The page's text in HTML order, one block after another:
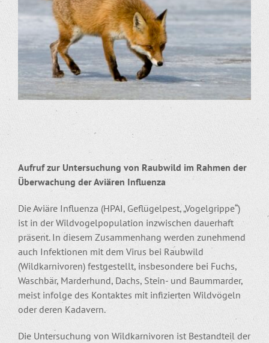
Aufruf zur Untersuchung von Raubwild im Rahmen der
Überwachung der Aviären Influenza
Die Aviäre Influenza (HPAI, Geflügelpest, „Vogelgrippe“)
ist in der Wildvogelpopulation inzwischen dauerhaft
präsent. In diesem Zusammenhang werden zunehmend
auch Infektionen mit dem Virus bei Raubwild
(Wildkarnivoren) festgestellt, insbesondere bei Fuchs,
Waschbär, Marderhund, Dachs, Stein- und Baummarder,
meist infolge des Kontaktes mit infizierten Wildvögeln
oder deren Kadavern.
Die Untersuchung von Wildkarnivoren ist Bestandteil der